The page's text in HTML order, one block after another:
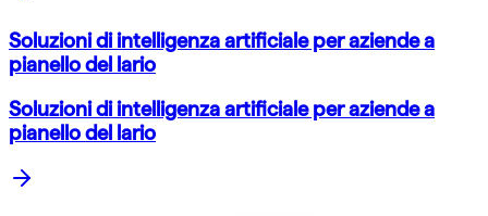
Soluzioni di intelligenza artificiale per aziende a
pianello del lario
Soluzioni di intelligenza artificiale per aziende a
pianello del lario